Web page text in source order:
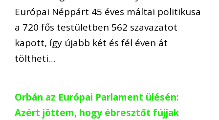
Európai Néppárt 45 éves máltai politikusa
a 720 fős testületben 562 szavazatot
kapott, így újabb két és fél éven át
töltheti…
Orbán az Európai Parlament ülésén:
Azért jöttem, hogy ébresztőt fújjak